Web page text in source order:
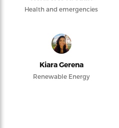
Health and emergencies
Kiara Gerena
Renewable Energy